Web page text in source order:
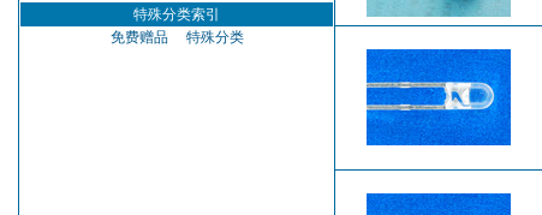
特殊分类索引
免费赠品
特殊分类